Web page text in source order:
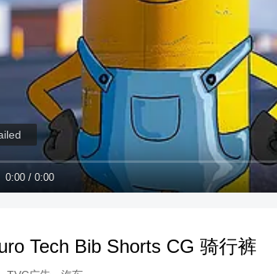
0:00 / 0:00
Tech Bib Shorts CG 骑行裤